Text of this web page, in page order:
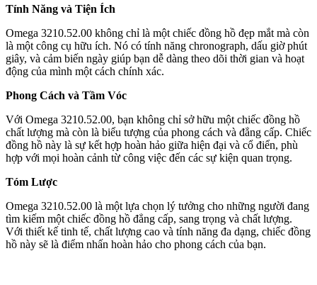
Tính Năng và Tiện Ích
Omega 3210.52.00 không chỉ là một chiếc đồng hồ đẹp mắt mà còn
là một công cụ hữu ích. Nó có tính năng chronograph, dấu giờ phút
giây, và cảm biến ngày giúp bạn dễ dàng theo dõi thời gian và hoạt
động của mình một cách chính xác.
Phong Cách và Tầm Vóc
Với Omega 3210.52.00, bạn không chỉ sở hữu một chiếc đồng hồ
chất lượng mà còn là biểu tượng của phong cách và đẳng cấp. Chiếc
đồng hồ này là sự kết hợp hoàn hảo giữa hiện đại và cổ điển, phù
hợp với mọi hoàn cảnh từ công việc đến các sự kiện quan trọng.
Tóm Lược
Omega 3210.52.00 là một lựa chọn lý tưởng cho những người đang
tìm kiếm một chiếc đồng hồ đẳng cấp, sang trọng và chất lượng.
Với thiết kế tinh tế, chất lượng cao và tính năng đa dạng, chiếc đồng
hồ này sẽ là điểm nhấn hoàn hảo cho phong cách của bạn.